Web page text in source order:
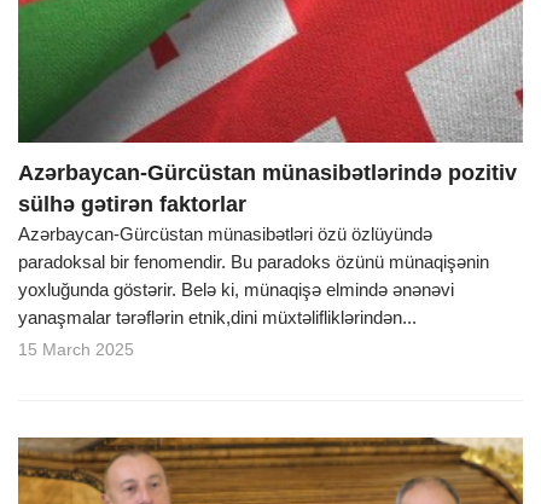
Azərbaycan-Gürcüstan münasibətlərində pozitiv
sülhə gətirən faktorlar
Azərbaycan-Gürcüstan münasibətləri özü özlüyündə
paradoksal bir fenomendir. Bu paradoks özünü münaqişənin
yoxluğunda göstərir. Belə ki, münaqişə elmində ənənəvi
yanaşmalar tərəflərin etnik,dini müxtəlifliklərindən...
15 March 2025